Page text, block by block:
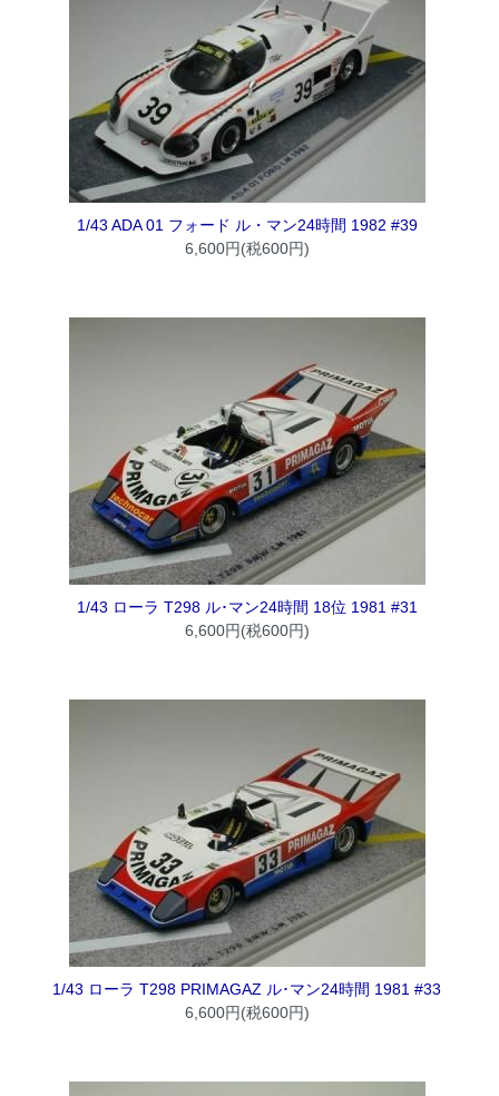
1/43 ADA 01 フォード ル・マン24時間 1982 #39
6,600円(税600円)
1/43 ローラ T298 ル･マン24時間 18位 1981 #31
6,600円(税600円)
1/43 ローラ T298 PRIMAGAZ ル･マン24時間 1981 #33
6,600円(税600円)